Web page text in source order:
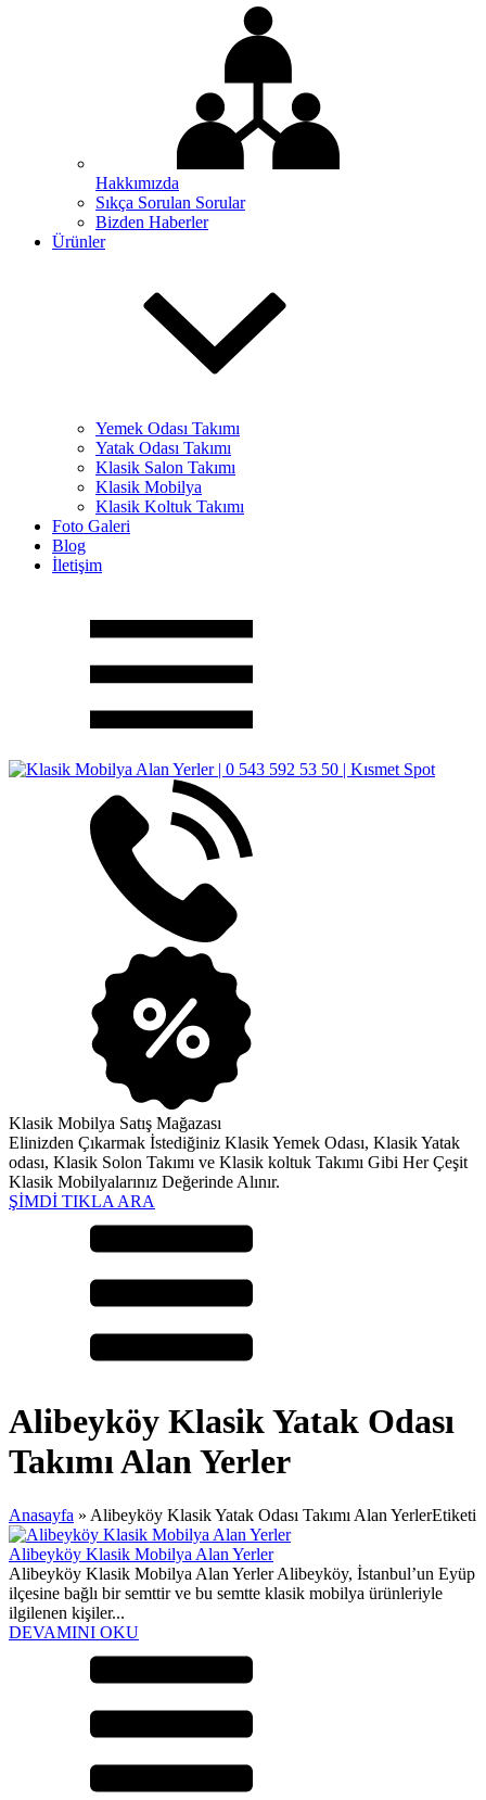
Hakkımızda
Sıkça Sorulan Sorular
Bizden Haberler
Ürünler
Yemek Odası Takımı
Yatak Odası Takımı
Klasik Salon Takımı
Klasik Mobilya
Klasik Koltuk Takımı
Foto Galeri
Blog
İletişim
Klasik Mobilya Satış Mağazası
Elinizden Çıkarmak İstediğiniz Klasik Yemek Odası, Klasik Yatak
odası, Klasik Solon Takımı ve Klasik koltuk Takımı Gibi Her Çeşit
Klasik Mobilyalarınız Değerinde Alınır.
ŞİMDİ TIKLA ARA
Alibeyköy Klasik Yatak Odası
Takımı Alan Yerler
Anasayfa » Alibeyköy Klasik Yatak Odası Takımı Alan YerlerEtiketi
Alibeyköy Klasik Mobilya Alan Yerler
Alibeyköy Klasik Mobilya Alan Yerler Alibeyköy, İstanbul’un Eyüp
ilçesine bağlı bir semttir ve bu semtte klasik mobilya ürünleriyle
ilgilenen kişiler...
DEVAMINI OKU